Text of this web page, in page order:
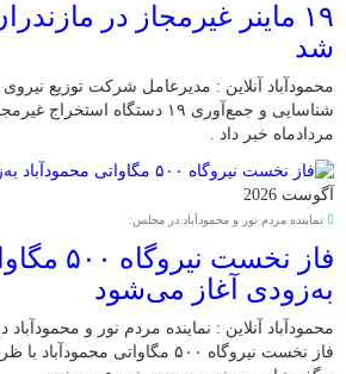
۱۹ ماینر غیرمجاز در
شد
محمودآباد آنلاین : مدیرعامل شرکت توزیع نیروی
شناسایی و جمع‌آوری ۱۹ دستگاه
مردادماه خبر داد .
آگوست 2026
نماینده مردم نور و محمودآباد در مجلس:
فاز نخست
به‌زودی آغاز می‌شود
محمودآباد آنلاین : نماینده مردم نور و